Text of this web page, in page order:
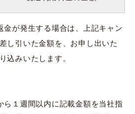
金が発生する場合は、上記キャン
し引いた金額を、お申し出いた
込みいたします。
ら１週間以内に記載金額を当社指